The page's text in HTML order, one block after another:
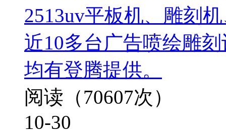
2513uv平板机、雕刻
近10多台广告喷绘雕
均有登腾提供。
阅读（70607次）
10-30